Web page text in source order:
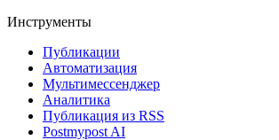
Инструменты
Публикации
Автоматизация
Мультимессенджер
Аналитика
Публикация из RSS
Postmypost AI